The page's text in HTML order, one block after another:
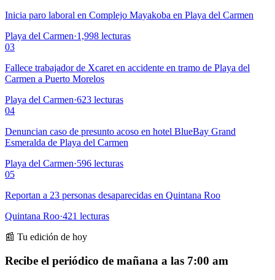
Inicia paro laboral en Complejo Mayakoba en Playa del Carmen
Playa del Carmen·1,998 lecturas
03
Fallece trabajador de Xcaret en accidente en tramo de Playa del
Carmen a Puerto Morelos
Playa del Carmen·623 lecturas
04
Denuncian caso de presunto acoso en hotel BlueBay Grand
Esmeralda de Playa del Carmen
Playa del Carmen·596 lecturas
05
Reportan a 23 personas desaparecidas en Quintana Roo
Quintana Roo·421 lecturas
📰 Tu edición de hoy
Recibe el periódico de mañana a las 7:00 am